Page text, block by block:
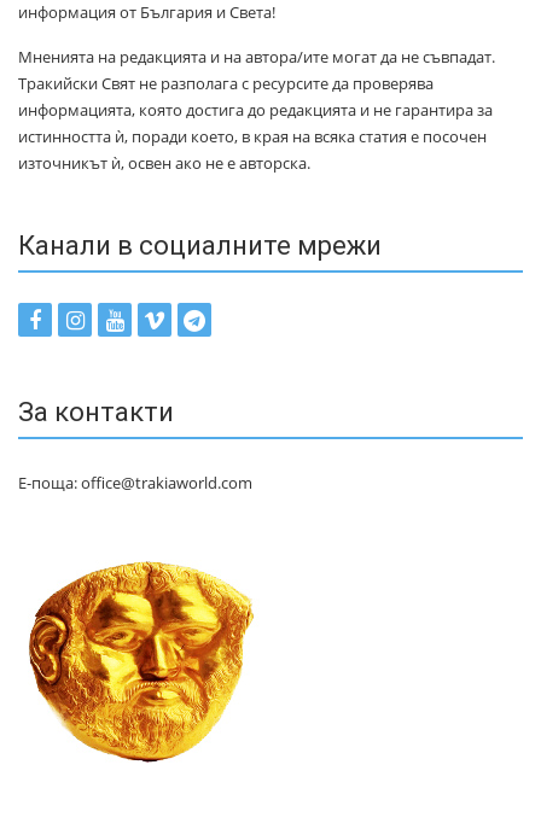
информация от България и Света!
Мненията на редакцията и на автора/ите могат да не съвпадат.
Тракийски Свят не разполага с ресурсите да проверява
информацията, която достига до редакцията и не гарантира за
истинността ѝ, поради което, в края на всяка статия е посочен
източникът ѝ, освен ако не е авторска.
Канали в социалните мрежи
За контакти
Е-поща: office@trakiaworld.com